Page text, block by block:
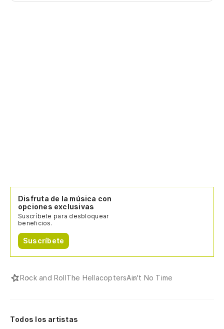
Disfruta de la música con
opciones exclusivas
Suscríbete para desbloquear
beneficios.
Suscríbete
Rock and RollThe HellacoptersAin't No Time
Todos los artistas